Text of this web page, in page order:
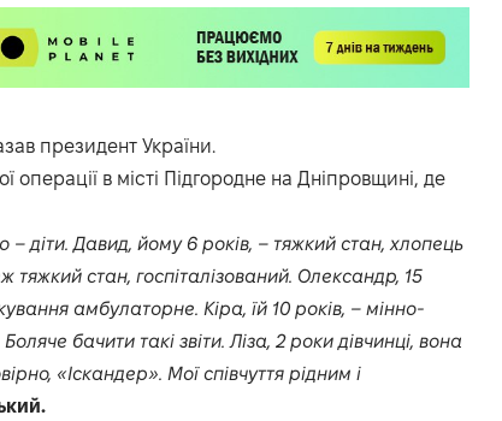
президент України.
операції в місті Підгородне на Дніпровщині, де
діти. Давид, йому 6 років, – тяжкий стан, хлопець
тяжкий стан, госпіталізований. Олександр, 15
амбулаторне. Кіра, їй 10 років, – мінно-
бачити такі звіти. Ліза, 2 роки дівчинці, вона
«Іскандер». Мої співчуття рідним і